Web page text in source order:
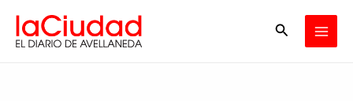
contenido
Buscar